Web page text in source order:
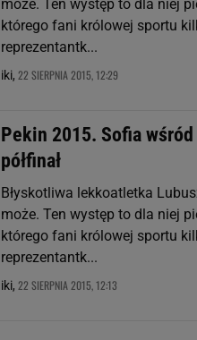
może. Ten występ to dla niej
którego fani królowej sportu
reprezentantk...
iki, 22 SIERPNIA 2015, 12:29
Pekin 2015. Sofia
półfinał
Błyskotliwa lekkoatletka
może. Ten występ to dla niej
którego fani królowej sportu
reprezentantk...
iki, 22 SIERPNIA 2015, 12:13